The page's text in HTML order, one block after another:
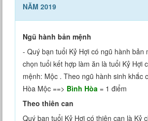
NĂM 2019
Ngũ hành bản mệnh
- Quý bạn tuổi Kỷ Hợi có ngũ hành bản
chọn tuổi kết hợp làm ăn là tuổi Kỷ Hợi
mệnh: Mộc . Theo ngũ hành sinh khắc
Hòa Mộc ==> Bình Hòa = 1 điểm
Theo thiên can
Quý bạn tuổi Kỷ Hợi có thiên can là Kỷ